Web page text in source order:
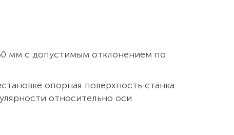
мм с допустимым отклонением по
опорная поверхность станка
относительно оси